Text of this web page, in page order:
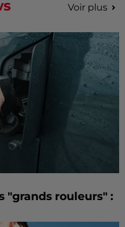
Voir plus
"grands rouleurs" :